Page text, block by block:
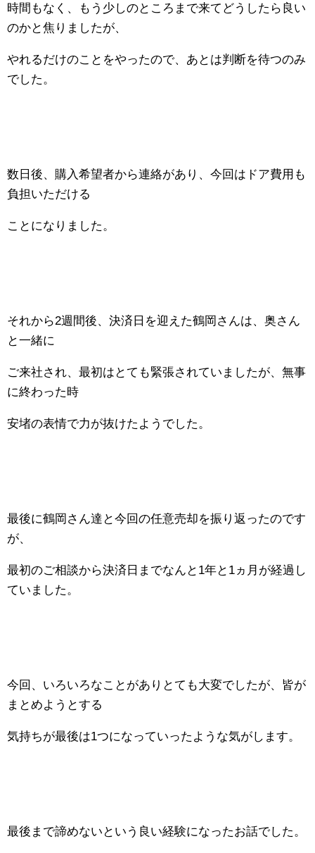
時間もなく、もう少しのところまで来てどうしたら良い
のかと焦りましたが、
やれるだけのことをやったので、あとは判断を待つのみ
でした。
数日後、購入希望者から連絡があり、今回はドア費用も
負担いただける
ことになりました。
それから2週間後、決済日を迎えた鶴岡さんは、奥さん
と一緒に
ご来社され、最初はとても緊張されていましたが、無事
に終わった時
安堵の表情で力が抜けたようでした。
最後に鶴岡さん達と今回の任意売却を振り返ったのです
が、
最初のご相談から決済日までなんと1年と1ヵ月が経過し
ていました。
今回、いろいろなことがありとても大変でしたが、皆が
まとめようとする
気持ちが最後は1つになっていったような気がします。
最後まで諦めないという良い経験になったお話でした。